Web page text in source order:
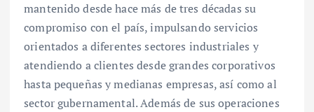
mantenido desde hace más de tres décadas su
compromiso con el país, impulsando servicios
orientados a diferentes sectores industriales y
atendiendo a clientes desde grandes corporativos
hasta pequeñas y medianas empresas, así como al
sector gubernamental. Además de sus operaciones